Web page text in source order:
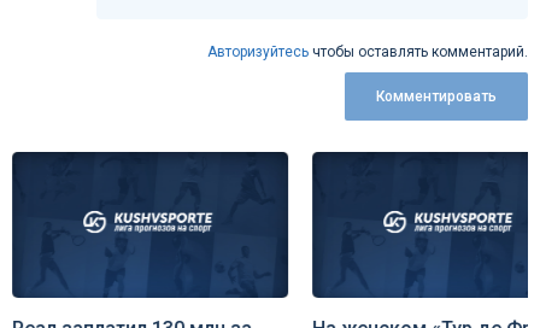
Авторизуйтесь чтобы оставлять комментарий.
Комментировать